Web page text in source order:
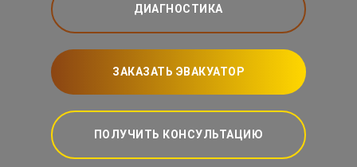
ДИАГНОСТИКА
ЗАКАЗАТЬ ЭВАКУАТОР
ПОЛУЧИТЬ КОНСУЛЬТАЦИЮ